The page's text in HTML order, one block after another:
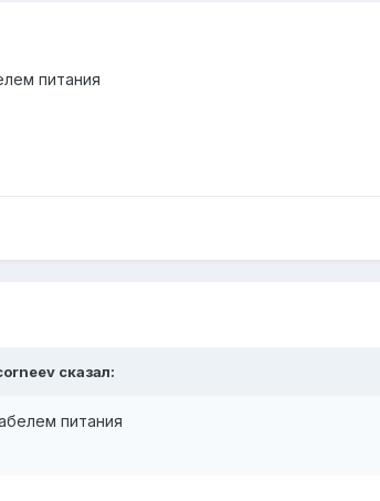
питания
сказал:
питания